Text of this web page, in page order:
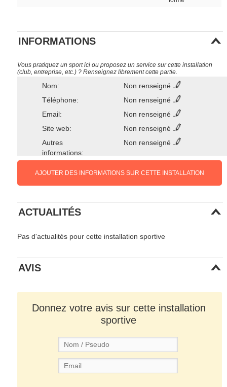
INFORMATIONS
Vous pratiquez un sport ici ou proposez un service sur cette installation
(club, entreprise, etc.) ? Renseignez librement cette partie.
Nom:
Non renseigné
Téléphone:
Non renseigné
Email:
Non renseigné
Site web:
Non renseigné
Autres
informations:
Non renseigné
AJOUTER DES INFORMATIONS SUR CETTE INSTALLATION
ACTUALITÉS
Pas d'actualités pour cette installation sportive
AVIS
Donnez votre avis sur cette installation
sportive